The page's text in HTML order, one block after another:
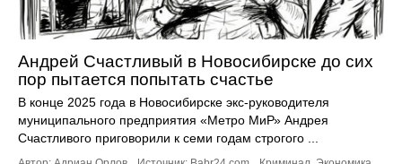
Андрей Счастливый в Новосибирске до сих
пор пытается попытать счастье
В конце 2025 года в Новосибирске экс‑руководителя
муниципального предприятия «Метро МиР» Андрея
Счастливого приговорили к семи годам строгого ...